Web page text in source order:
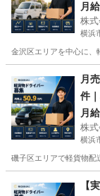
月
株
横浜
金沢区エリアを中心に、
月
件
月
株
横浜
磯子区エリアで軽貨物配
【